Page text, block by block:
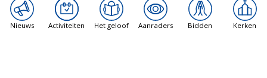
www.soka.nl
Nieuws Activiteiten Het geloof Aanraders Bidden Kerken